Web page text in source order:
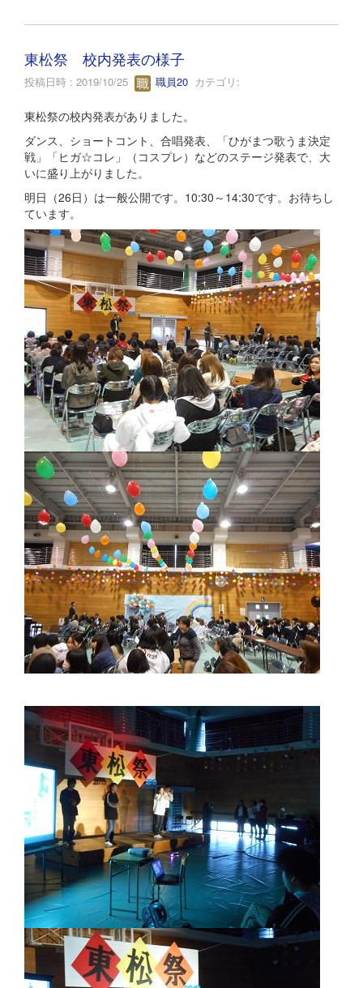
東松祭 校内発表の様子
投稿日時 : 2019/10/25 職員20 カテゴリ:
東松祭の校内発表がありました。
ダンス、ショートコント、合唱発表、「ひがまつ歌うま決定
戦」「ヒガ☆コレ」（コスプレ）などのステージ発表で、大
いに盛り上がりました。
明日（26日）は一般公開です。10:30～14:30です。お待ちし
ています。